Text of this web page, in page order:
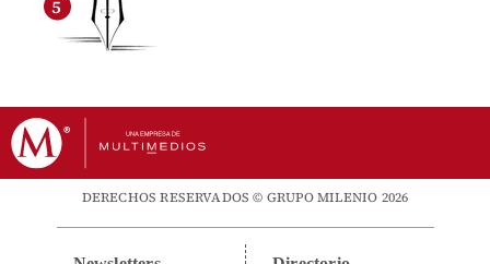
DERECHOS RESERVADOS © GRUPO MILENIO 2026